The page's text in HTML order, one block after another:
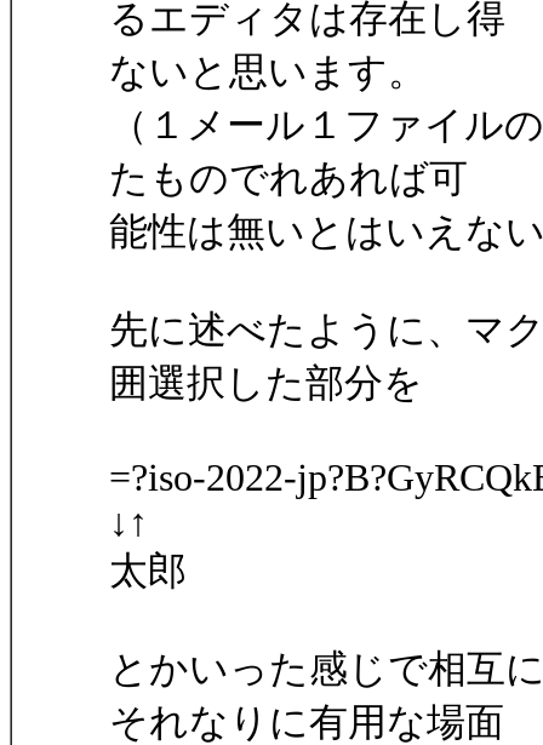
るエディタは存在し得
ないと思います。
（１メール１ファイル
たものでれあれば可
能性は無いとはいえな
先に述べたように、マ
囲選択した部分を
=?iso-2022-
↓↑
太郎
とかいった感じで相互
それなりに有用な場面